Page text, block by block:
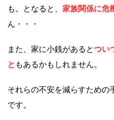
も。となると、 家族関係に危
ん・・・
また、家に小銭があるとつい
と もあるかもしれません。
それらの不安を減らすための
です。